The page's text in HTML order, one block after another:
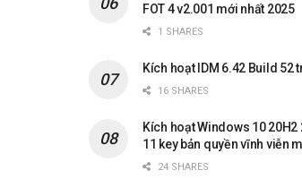
FOT 4 v2.001 mới nhất 2025
1 SHARES
Kích hoạt IDM 6.42 Build 52
16 SHARES
Kích hoạt Windows 10 20H2
11 key bản quyền vĩnh viễn
24 SHARES